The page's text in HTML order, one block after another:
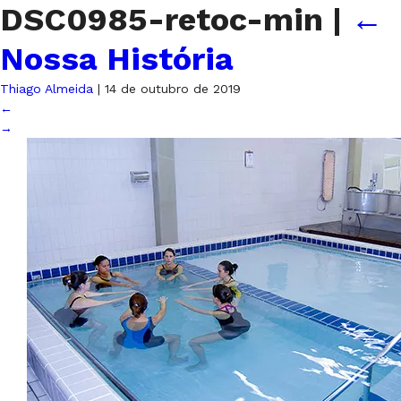
DSC0985-retoc-min | ←
Nossa História
Thiago Almeida | 14 de outubro de 2019
←
→